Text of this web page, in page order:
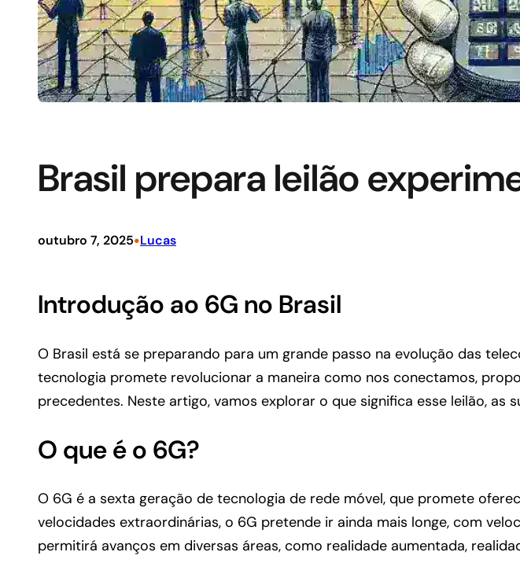
Brasil prepara leilão
outubro 7, 2025•Lucas
Introdução ao 6G no Brasil
O Brasil está se preparando para um grande passo na evolução das
tecnologia promete revolucionar a maneira como nos conectamos,
precedentes. Neste artigo, vamos explorar o que significa esse leilão,
O que é o 6G?
O 6G é a sexta geração de tecnologia de rede móvel, que promete
velocidades extraordinárias, o 6G pretende ir ainda mais longe, com
permitirá avanços em diversas áreas, como realidade aumentada,